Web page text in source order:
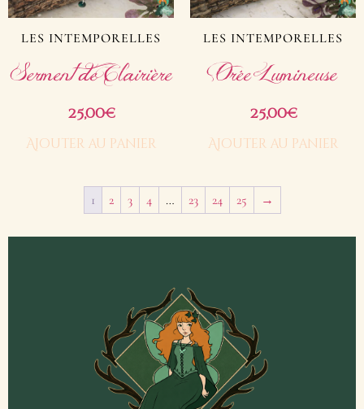
LES INTEMPORELLES
Serment de Clairière
25,00€
Ajouter au panier
LES INTEMPORELLES
Orée Lumineuse
25,00€
Ajouter au panier
1 2 3 4 … 23 24 25 →